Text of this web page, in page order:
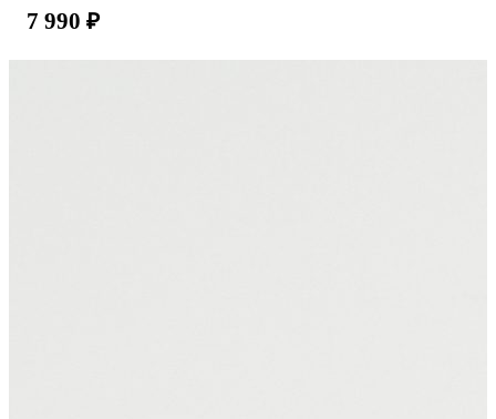
7 990 ₽